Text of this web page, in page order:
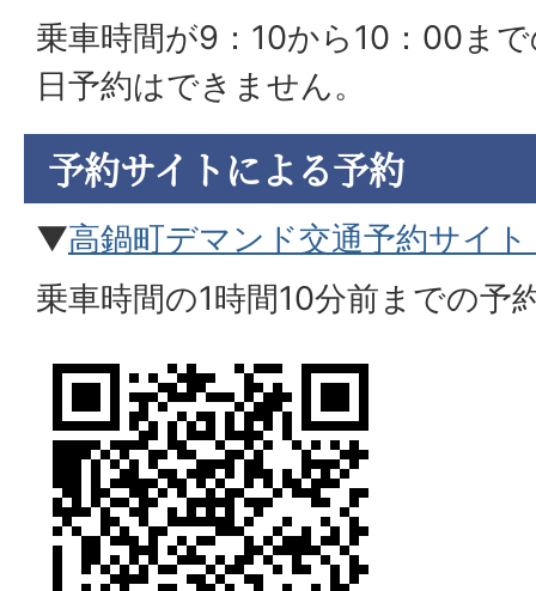
乗車時間が9：10から10：00ま
日予約はできません。
予約サイトによる予約
▼高鍋町デマンド交通予約サイ
乗車時間の1時間10分前までの予